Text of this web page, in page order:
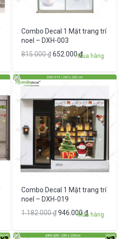
₫.
Combo Decal 1 Mặt trang trí
noel – DXH-003
815.000₫ Giá
là:
652.000₫Giá
tại
652.000 ₫.
Mua hàng
Combo Decal 1 Mặt trang trí
noel – DXH-019
1.182.000₫ Giá
là:
946.000₫Giá
tại
Mua hàng